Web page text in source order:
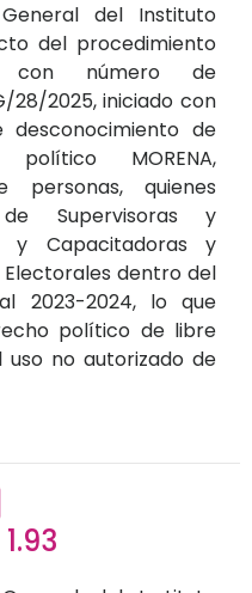
del Instituto
del procedimiento
con número de
28/2025, iniciado con
de
MORENA,
personas, quienes
Supervisoras y
y Capacitadoras y
dentro del
2023-2024, lo que
político de libre
uso no autorizado de